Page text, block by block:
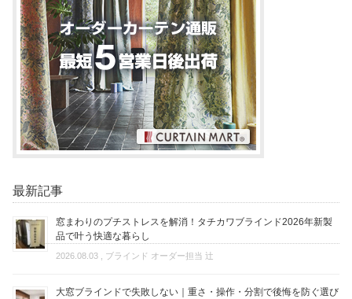
最新記事
窓まわりのプチストレスを解消！タチカワブラインド2026年新製
品で叶う快適な暮らし
2026.08.03 , ブラインド オーダー担当 辻
大窓ブラインドで失敗しない｜重さ・操作・分割で後悔を防ぐ選び